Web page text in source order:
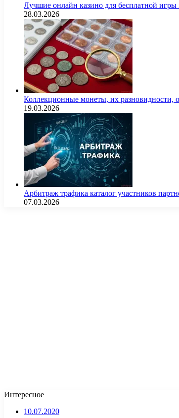
Лучшие онлайн казино для бесплатной игры
28.03.2026
Коллекционные монеты, их разновидности,
19.03.2026
Арбитраж трафика каталог участников
07.03.2026
Интересное
10.07.2020